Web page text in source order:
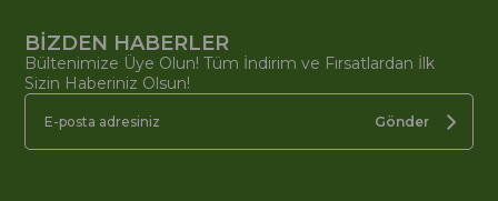
BİZDEN HABERLER
Bültenimize Üye Olun! Tüm İndirim ve Fırsatlardan İlk
Sizin Haberiniz Olsun!
Gönder